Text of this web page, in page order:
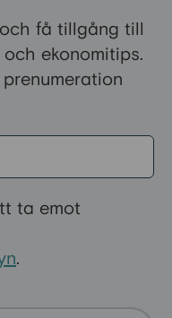
går vi
bidragen i
om
få tillgång till
ekonomitips.
ta emot
.